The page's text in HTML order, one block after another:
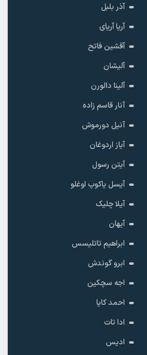
آذر بلبل
آریا آریای
آقشین فاتح
آلیشان
آلینا دالورن
آنار قاسم زاده
آنیل دورموش
آیاز اردوغان
آیتن رسول
آیسل یاکوپ اوغلو
آیلا چلیک
آیهان
ابراهیم تاتلیسس
ابرو گوندش
اجه سچکین
احمد کایا
ادا تات
ادیس